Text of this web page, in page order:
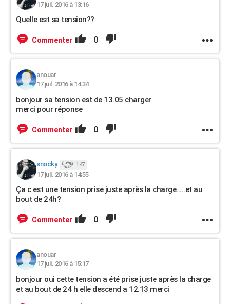
17 juil. 2016 à 13:16
Quelle est sa tension??
Commenter 0
anouar
17 juil. 2016 à 14:34
bonjour sa tension est de 13.05 charger
merci pour réponse
Commenter 0
snocky. 147
17 juil. 2016 à 14:55
Ça c est une tension prise juste après la charge.....et au
bout de 24h?
Commenter 0
anouar
17 juil. 2016 à 15:17
bonjour oui cette tension a été prise juste après la charge
et au bout de 24 h elle descend a 12.13 merci